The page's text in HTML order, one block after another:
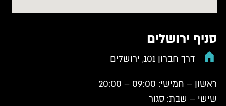
סניף ירושלים
דרך חברון 101, ירושלים
ראשון – חמישי: 09:00 – 20:00
שישי – שבת: סגור